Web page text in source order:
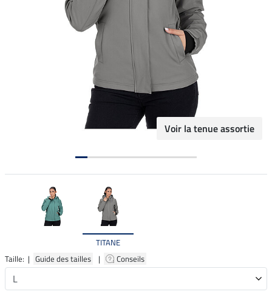
Voir la tenue assortie
TITANE
Taille: | Guide des tailles | Conseils